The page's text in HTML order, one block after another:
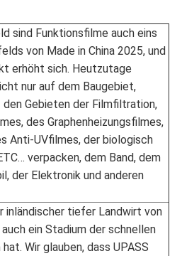
sind Funktionsfilme auch eins
von Made in China 2025, und
erhöht sich. Heutzutage
nur auf dem Baugebiet,
Gebieten der Filmfiltration,
des Graphenheizungsfilmes,
Anti-UVfilmes, der biologisch
verpacken, dem Band, dem
der Elektronik und anderen
inländischer tiefer Landwirt von
ein Stadium der schnellen
Wir glauben, dass UPASS